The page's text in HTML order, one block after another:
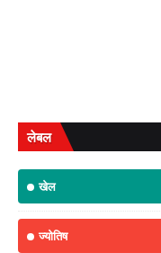
लेबल
खेल
ज्योतिष